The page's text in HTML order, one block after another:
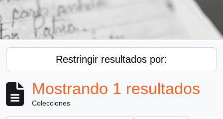
Restringir resultados por:
Mostrando 1 resultados
Colecciones